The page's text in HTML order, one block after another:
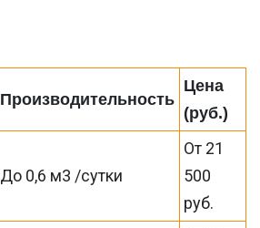
Производительность
Цена
(руб.)
До 0,6 м3 /сутки
От 21
500
руб.